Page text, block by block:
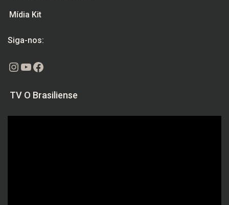
Mídia Kit
Siga-nos:
Instagram
Youtube
Facebook
TV O Brasiliense